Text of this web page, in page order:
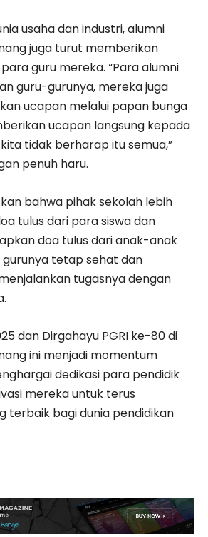
usaha dan industri, alumni
juga turut memberikan
guru mereka. “Para alumni
guru-gurunya, mereka juga
ucapan melalui papan bunga
ucapan langsung kepada
tidak berharap itu semua,”
penuh haru.
bahwa pihak sekolah lebih
tulus dari para siswa dan
doa tulus dari anak-anak
tetap sehat dan
tugasnya dengan
dan Dirgahayu PGRI ke-80 di
ini menjadi momentum
dedikasi para pendidik
mereka untuk terus
terbaik bagi dunia pendidikan